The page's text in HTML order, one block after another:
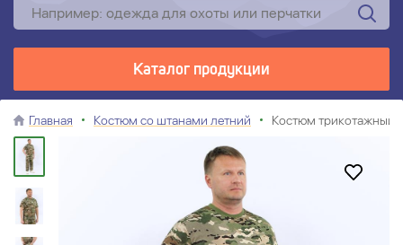
Каталог продукции
Главная Костюм со штанами летний Костюм трикотажный